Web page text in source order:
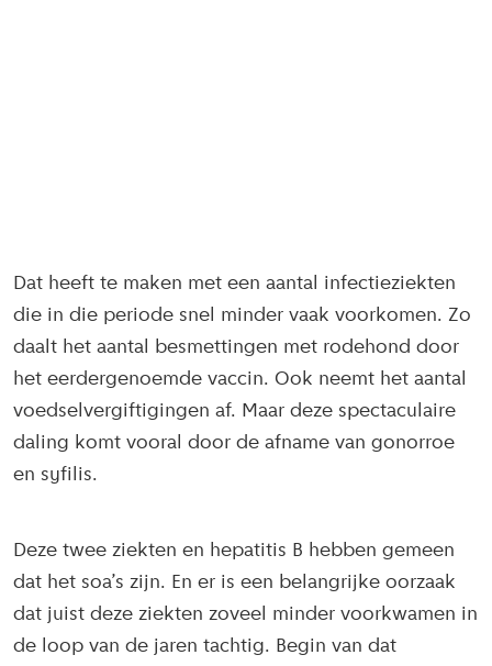
Dat heeft te maken met een aantal infectieziekten
die in die periode snel minder vaak voorkomen. Zo
daalt het aantal besmettingen met rodehond door
het eerdergenoemde vaccin. Ook neemt het aantal
voedselvergiftigingen af. Maar deze spectaculaire
daling komt vooral door de afname van gonorroe
en syfilis.
Deze twee ziekten en hepatitis B hebben gemeen
dat het soa’s zijn. En er is een belangrijke oorzaak
dat juist deze ziekten zoveel minder voorkwamen in
de loop van de jaren tachtig. Begin van dat